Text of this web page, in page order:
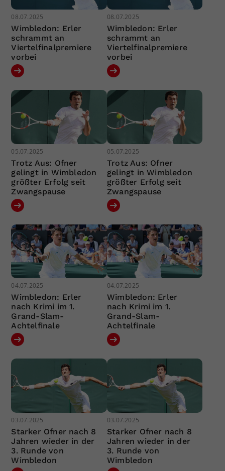
08.07.2025
Wimbledon: Erler
schrammt an
Viertelfinalpremiere
vorbei
08.07.2025
Wimbledon: Erler
schrammt an
Viertelfinalpremiere
vorbei
05.07.2025
Trotz Aus: Ofner
gelingt in Wimbledon
größter Erfolg seit
Zwangspause
05.07.2025
Trotz Aus: Ofner
gelingt in Wimbledon
größter Erfolg seit
Zwangspause
04.07.2025
Wimbledon: Erler
nach Krimi im 1.
Grand-Slam-
Achtelfinale
04.07.2025
Wimbledon: Erler
nach Krimi im 1.
Grand-Slam-
Achtelfinale
03.07.2025
Starker Ofner nach 8
Jahren wieder in der
3. Runde von
Wimbledon
03.07.2025
Starker Ofner nach 8
Jahren wieder in der
3. Runde von
Wimbledon